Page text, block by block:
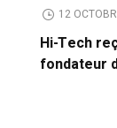
12
Hi-Tech
fondateur